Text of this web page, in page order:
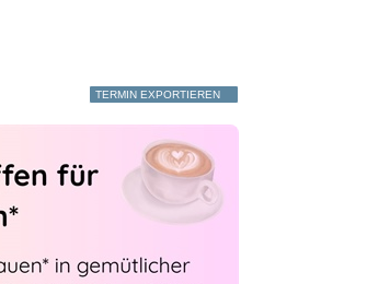
TERMIN EXPORTIEREN